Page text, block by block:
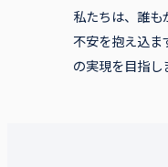
私たちは、誰も
不安を抱え込ま
の実現を目指し